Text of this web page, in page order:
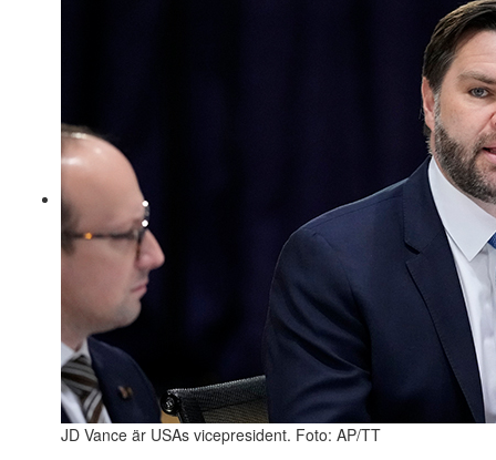
JD Vance är USAs vicepresident. Foto: AP/TT